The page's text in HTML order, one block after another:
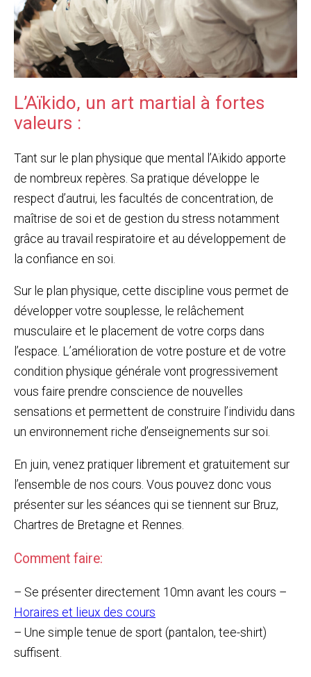
L’Aïkido, un art martial à fortes
valeurs :
Tant sur le plan physique que mental l’Aïkido apporte
de nombreux repères. Sa pratique développe le
respect d’autrui, les facultés de concentration, de
maîtrise de soi et de gestion du stress notamment
grâce au travail respiratoire et au développement de
la confiance en soi.
Sur le plan physique, cette discipline vous permet de
développer votre souplesse, le relâchement
musculaire et le placement de votre corps dans
l’espace. L’amélioration de votre posture et de votre
condition physique générale vont progressivement
vous faire prendre conscience de nouvelles
sensations et permettent de construire l’individu dans
un environnement riche d’enseignements sur soi.
En juin, venez pratiquer librement et gratuitement sur
l’ensemble de nos cours. Vous pouvez donc vous
présenter sur les séances qui se tiennent sur Bruz,
Chartres de Bretagne et Rennes.
Comment faire:
– Se présenter directement 10mn avant les cours –
Horaires et lieux des cours
– Une simple tenue de sport (pantalon, tee-shirt)
suffisent.